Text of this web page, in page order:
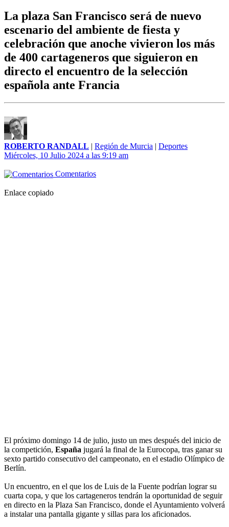
La plaza San Francisco será de nuevo
escenario del ambiente de fiesta y
celebración que anoche vivieron los más
de 400 cartageneros que siguieron en
directo el encuentro de la selección
española ante Francia
ROBERTO RANDALL | Región de Murcia | Deportes
Miércoles, 10 Julio 2024 a las 9:19 am
Comentarios
Enlace copiado
El próximo domingo 14 de julio, justo un mes después del inicio de
la competición, España jugará la final de la Eurocopa, tras ganar su
sexto partido consecutivo del campeonato, en el estadio Olímpico de
Berlín.
Un encuentro, en el que los de Luis de la Fuente podrían lograr su
cuarta copa, y que los cartageneros tendrán la oportunidad de seguir
en directo en la Plaza San Francisco, donde el Ayuntamiento volverá
a instalar una pantalla gigante y sillas para los aficionados.